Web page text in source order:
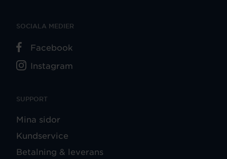
SUPPORT
Mina sidor
Kundservice
Betalning & leverans
SOCIALA MEDIER
Facebook
Instagram